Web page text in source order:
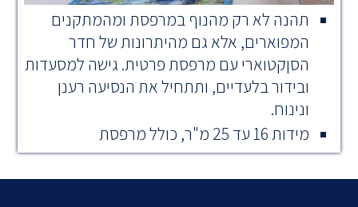
תהנה לא רק מהנוף במרפסת ומהמתקנים
המפוארים, אלא גם מהיתרונות של חדר
הסןקטוארי עם מרפסת פרטית. גישה למסעדות
ובידור בלעדיים, ותתחיל את הנסיעה רענן
ונינוח.
מידות 16 עד 25 מ"ר, כולל מרפסת